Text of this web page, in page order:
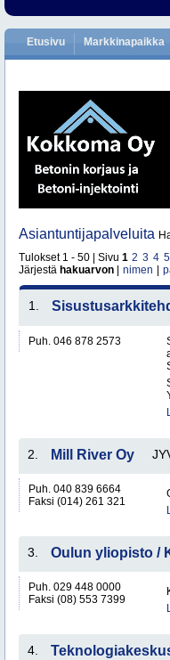
Etusivu Markkinapaikka
Asiantuntijapalveluita
Tulokset 1 - 50 | Sivu 1 2 3 4 5
Järjestä hakuarvon nimen
1.
Puh. 046 878 2573
2. Mill River Oy
Puh. 040 839 6664
Faksi (014) 261 321
3. Oulun yliopisto /
Puh. 029 448 0000
Faksi (08) 553 7399
4.